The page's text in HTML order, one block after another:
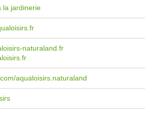
la jardinerie
naturaland.fr
aqualoisirs.naturaland